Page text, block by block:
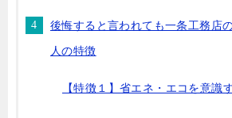
後悔すると言われても一条工務店
人の特徴
【特徴１】省エネ・エコを意識